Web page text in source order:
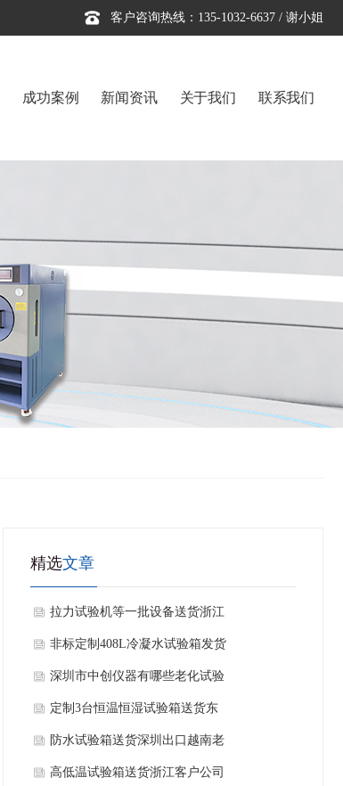
客户咨询热线：135-1032-6637 / 谢小姐
成功案例 新闻资讯 关于我们 联系我们
精选文章
拉力试验机等一批设备送货浙江
杭州
非标定制408L冷凝水试验箱发货
福建公司
深圳市中创仪器有哪些老化试验
箱？
定制3台恒温恒湿试验箱送货东
莞厚街老客户公司
防水试验箱送货深圳出口越南老
客户公司
高低温试验箱送货浙江客户公司